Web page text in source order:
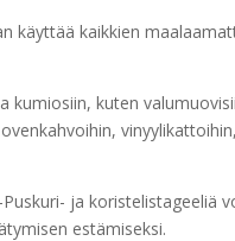
käyttää kaikkien
kumiosiin, kuten
ja koristelistageeliä
estämiseksi.